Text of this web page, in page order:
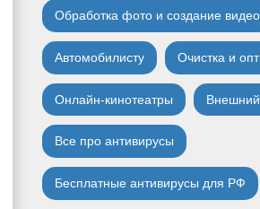
Обработка фото и создание видео
Автомобилисту Очистка и
Онлайн-кинотеатры
Все про антивирусы
Бесплатные антивирусы для РФ